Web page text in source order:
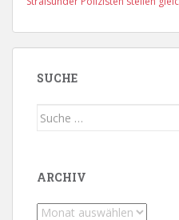
SUCHE
Suche
ARCHIV
Archiv